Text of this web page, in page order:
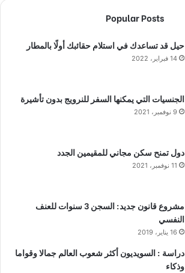
Popular Posts
حيل قد تساعدك في استلام حقائبك أولًا بالمطار
14 فبراير، 2022
الجنسيات التي يمكنها السفر للنرويج بدون تأشيرة
9 نوفمبر، 2021
دول تمنح سكن مجاني للمقيمين الجدد
11 نوفمبر، 2021
مشروع قانون جديد: السجن 3 سنوات للعنف
النفسي
16 يناير، 2019
دراسة : السويديون أكثر شعوب العالم جمالا وقواما
وذكاء